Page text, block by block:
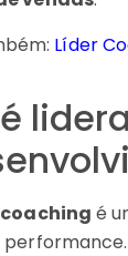
Líder
é